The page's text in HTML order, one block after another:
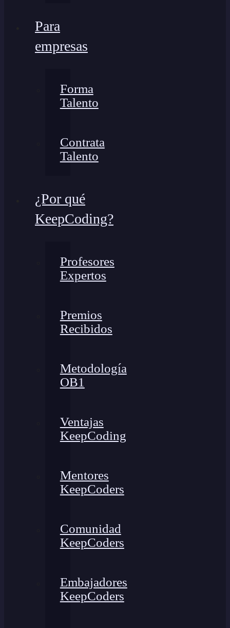
Para
empresas
Forma
Talento
Contrata
Talento
¿Por qué
KeepCoding?
Profesores
Expertos
Premios
Recibidos
Metodología
OB1
Ventajas
KeepCoding
Mentores
KeepCoders
Comunidad
KeepCoders
Embajadores
KeepCoders